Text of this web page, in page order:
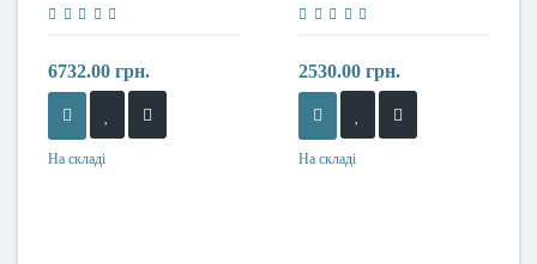
6732.00 грн.
На складі
2530.00 грн.
На складі